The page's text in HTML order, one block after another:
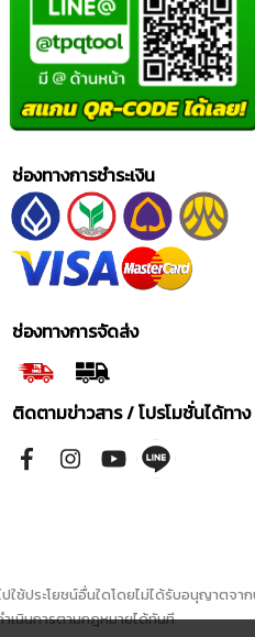
ช่องทางการชำระเงิน
ช่องทางการจัดส่ง
ติดตามข่าวสาร / โปรโมชั่นได้ทาง
ช้ประโยชน์อื่นใดโดยไม่ได้รับอนุญาตจา
เนินการตามกฎหมายได้ทันที